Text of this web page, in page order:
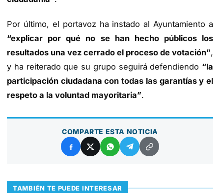
Por último, el portavoz ha instado al Ayuntamiento a
“explicar por qué no se han hecho públicos los
resultados una vez cerrado el proceso de votación”,
y ha reiterado que su grupo seguirá defendiendo “la
participación ciudadana con todas las garantías y el
respeto a la voluntad mayoritaria”.
COMPARTE ESTA NOTICIA
TAMBIÉN TE PUEDE INTERESAR